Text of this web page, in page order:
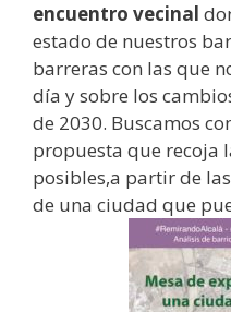
encuentro vecinal
estado de nuestros
barreras con las que
día y sobre los
de 2030. Buscamos
propuesta que recoja
posibles,a partir de
de una ciudad que